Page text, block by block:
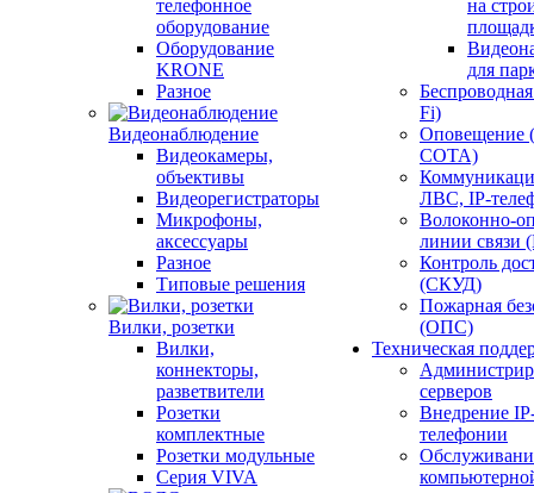
телефонное
оборудование
Оборудование
KRONE
Разное
Видеонаблюдение
Видеокамеры,
объективы
Видеорегистраторы
Микрофоны,
аксессуары
Разное
Типовые решения
Вилки, розетки
Вилки,
коннекторы,
разветвители
Розетки
комплектные
Розетки модульные
Серия VIVA
на
для
Fi)
СОТА)
ЛВС, IP-
Волоконно-
линии
Контроль
(СКУД)
Пожарная
(ОПС)
Техническая
серверов
Внедрение
телефонии